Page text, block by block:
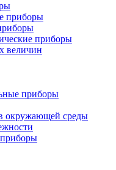
приборы
приборы
величин
приборы
окружающей среды